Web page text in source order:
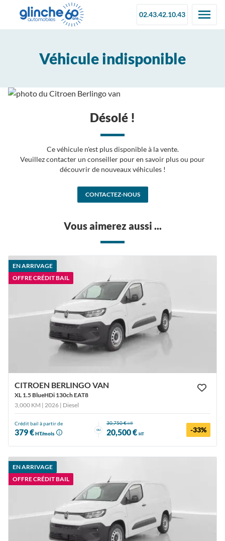
02.43.42.10.43
Véhicule indisponible
Désolé !
Ce véhicule n'est plus disponible à la vente.
Veuillez contacter un conseiller pour en savoir plus ou pour
découvrir de nouveaux véhicules !
CONTACTEZ-NOUS
Vous aimerez aussi ...
EN ARRIVAGE
OFFRE CRÉDIT BAIL
CITROEN BERLINGO VAN
XL 1.5 BlueHDi 130ch EAT8
3,000 KM | 2026 | Diesel
Crédit bail à partir de
379 €HT/mois
ou
30,750 €HT
20,500 € HT -33%
EN ARRIVAGE
OFFRE CRÉDIT BAIL